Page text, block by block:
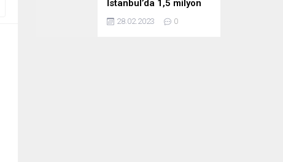
İstanbul’da 1,5 milyon
riskli konutu
taşıyacağız
28.02.2023 0